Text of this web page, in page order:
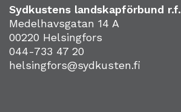
Sydkustens landskapförbund r.f.
Medelhavsgatan 14 A
00220 Helsingfors
044-733 47 20
helsingfors@sydkusten.fi